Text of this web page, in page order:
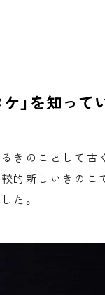
」を知って
きのことして古
的新しいきのこ
た。